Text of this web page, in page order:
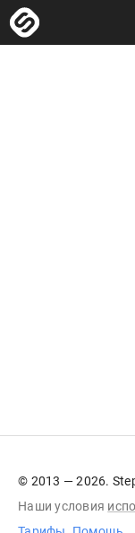
© 2013 — 2026.
Наши условия